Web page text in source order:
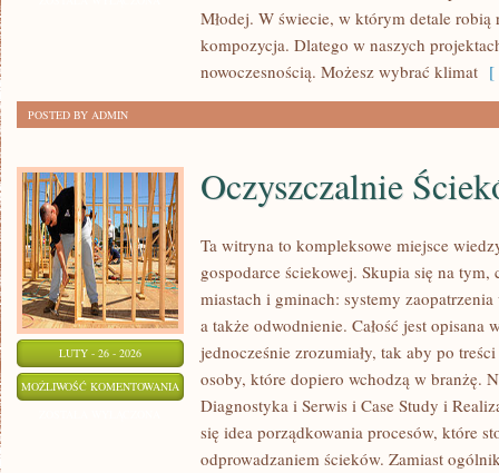
DOKUMENTY
Młodej. W świecie, w którym detale
kompozycja. Dlatego w naszych
nowoczesnością. Możesz wybrać klimat [
POSTED BY ADMIN
LUTY - 26 - 2026
MOŻLIWOŚĆ KOMENTOWANIA OCZYSZCZALNIE
ŚCIEKÓW
Oczyszczalnie
Ta witryna to kompleksowe miejsce
gospodarce ściekowej. Skupia się na
miastach i gminach: systemy
a także odwodnienie. Całość jest opisana
jednocześnie zrozumiały, tak aby po
osoby, które dopiero wchodzą w branżę.
Diagnostyka i Serwis i Case Study i
się idea porządkowania procesów, które
odprowadzaniem ścieków. Zamiast